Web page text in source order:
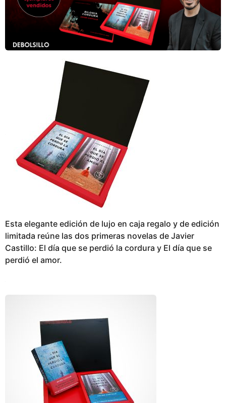
Esta elegante edición de lujo en caja regalo y de edición
limitada reúne las dos primeras novelas de Javier
Castillo: El día que se perdió la cordura y El día que se
perdió el amor.